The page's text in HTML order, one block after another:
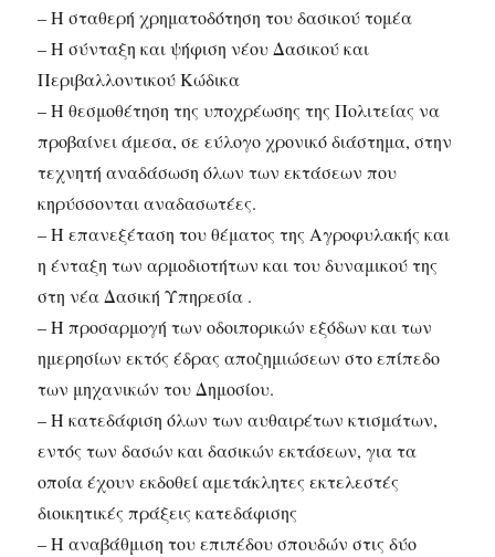
– Η σταθερή χρηματοδότηση του δασικού τομέα
– Η σύνταξη και ψήφιση νέου Δασικού και
Περιβαλλοντικού Κώδικα
– Η θεσμοθέτηση της υποχρέωσης της Πολιτείας να
προβαίνει άμεσα, σε εύλογο χρονικό διάστημα, στην
τεχνητή αναδάσωση όλων των εκτάσεων που
κηρύσσονται αναδασωτέες.
– Η επανεξέταση του θέματος της Αγροφυλακής και
η ένταξη των αρμοδιοτήτων και του δυναμικού της
στη νέα Δασική Υπηρεσία .
– Η προσαρμογή των οδοιπορικών εξόδων και των
ημερησίων εκτός έδρας αποζημιώσεων στο επίπεδο
των μηχανικών του Δημοσίου.
– Η κατεδάφιση όλων των αυθαιρέτων κτισμάτων,
εντός των δασών και δασικών εκτάσεων, για τα
οποία έχουν εκδοθεί αμετάκλητες εκτελεστές
διοικητικές πράξεις κατεδάφισης
– Η αναβάθμιση του επιπέδου σπουδών στις δύο